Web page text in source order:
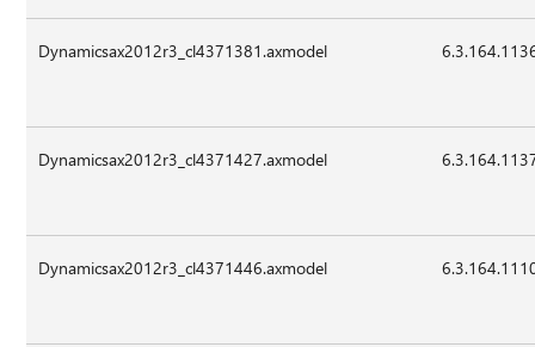
Dynamicsax2012r3_cl4371381.axmodel
Dynamicsax2012r3_cl4371427.axmodel
Dynamicsax2012r3_cl4371446.axmodel